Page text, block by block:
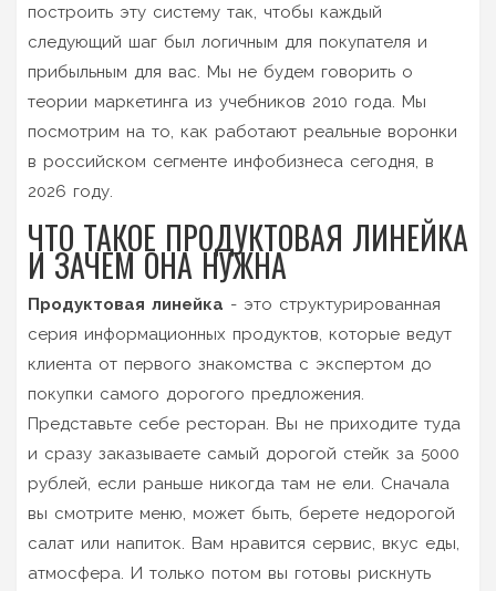
построить эту систему так, чтобы каждый
следующий шаг был логичным для покупателя и
прибыльным для вас. Мы не будем говорить о
теории маркетинга из учебников 2010 года. Мы
посмотрим на то, как работают реальные воронки
в российском сегменте инфобизнеса сегодня, в
2026 году.
ЧТО ТАКОЕ ПРОДУКТОВАЯ ЛИНЕЙКА
И ЗАЧЕМ ОНА НУЖНА
Продуктовая линейка - это структурированная
серия информационных продуктов, которые ведут
клиента от первого знакомства с экспертом до
покупки самого дорогого предложения.
Представьте себе ресторан. Вы не приходите туда
и сразу заказываете самый дорогой стейк за 5000
рублей, если раньше никогда там не ели. Сначала
вы смотрите меню, может быть, берете недорогой
салат или напиток. Вам нравится сервис, вкус еды,
атмосфера. И только потом вы готовы рискнуть